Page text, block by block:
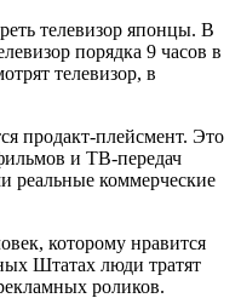
телевизор японцы. В
порядка 9 часов в
телевизор, в
продакт-плейсмент. Это
и ТВ-передач
реальные коммерческие
которому нравится
Штатах люди тратят
роликов.